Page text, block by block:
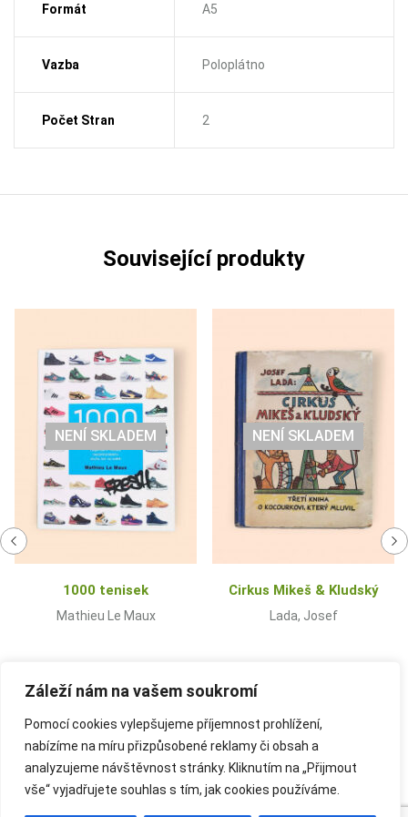
Záleží nám na vašem soukromí
Pomocí cookies vylepšujeme příjemnost prohlížení,
nabízíme na míru přizpůsobené reklamy či obsah a
analyzujeme návštěvnost stránky. Kliknutím na „Přijmout
vše“ vyjadřujete souhlas s tím, jak cookies používáme.
Formát A5
Vazba Poloplátno
Počet Stran 2
Související produkty
NENÍ SKLADEM
1000 tenisek
Mathieu Le Maux
NENÍ SKLADEM
Cirkus Mikeš & Kludský
Lada, Josef